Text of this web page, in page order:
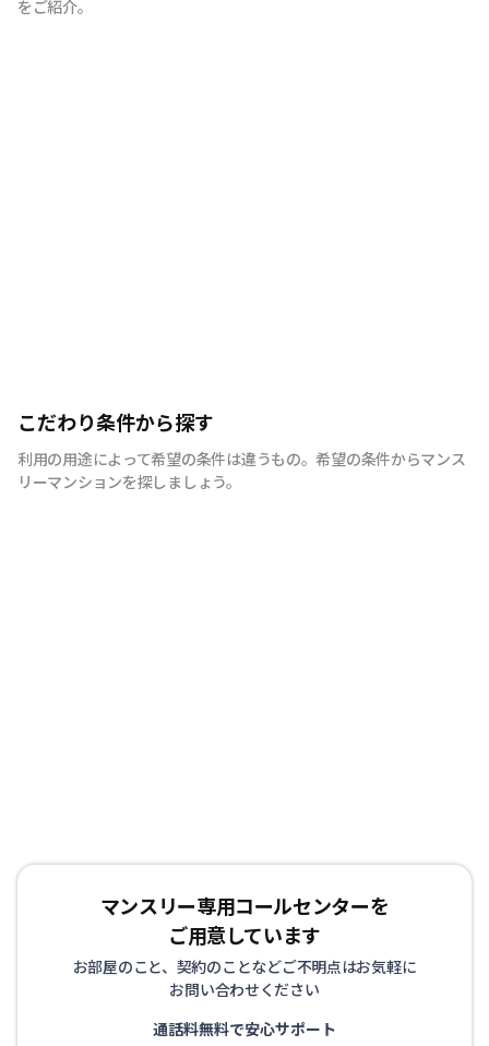
をご紹介。
こだわり条件から探す
利用の用途によって希望の条件は違うもの。希望の条件からマンス
リーマンションを探しましょう。
マンスリー専用コールセンターを
ご用意しています
お部屋のこと、契約のことなどご不明点はお気軽に
お問い合わせください
通話料無料で安心サポート